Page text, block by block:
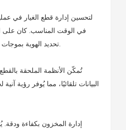
في الوقت المناسب. كان على
تحديد الهوية بموجات الراديو، فيمكن للعمال تحديد القطع المطلوبة وتحديد موقعها بسرعة، مما يُحسّن عمليات الإنتاج ويُقلل من وقت التوقف.
البيانات تلقائيًا، مما يُوفر رؤية